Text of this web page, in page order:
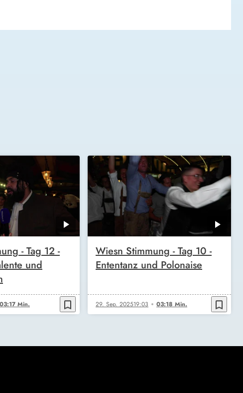
- Tag 12 -
und
03:17 Min. bookmark_border
Wiesn Stimmung - Tag 10 -
Ententanz und Polonaise
29. Sep. 202519:03 03:18 Min. bookmark_border